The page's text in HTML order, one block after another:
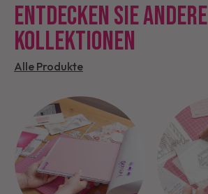
ENTDECKEN SIE ANDERE
KOLLEKTIONEN
Alle Produkte